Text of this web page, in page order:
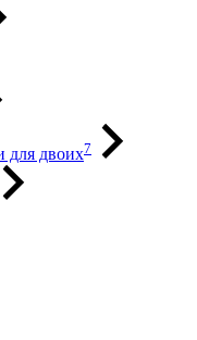
для двоих7